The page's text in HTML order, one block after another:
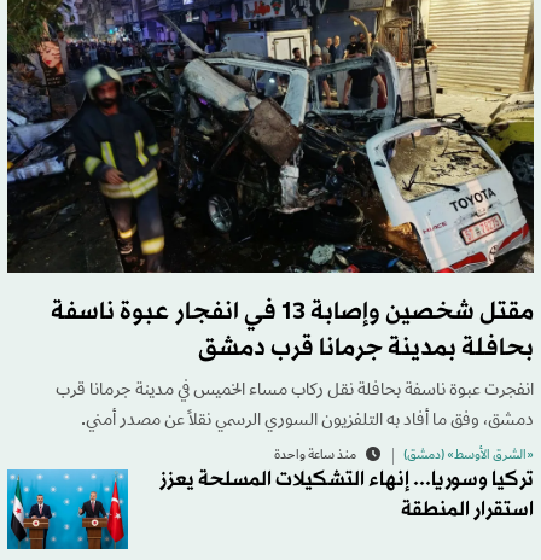
مقتل شخصين وإصابة 13 في انفجار عبوة ناسفة
بحافلة بمدينة جرمانا قرب دمشق
انفجرت عبوة ناسفة بحافلة نقل ركاب مساء الخميس في مدينة جرمانا قرب
دمشق، وفق ما أفاد به التلفزيون السوري الرسمي نقلاً عن مصدر أمني.
«الشرق الأوسط» (دمشق) منذ ساعة واحدة
تركيا وسوريا... إنهاء التشكيلات المسلحة يعزز
استقرار المنطقة